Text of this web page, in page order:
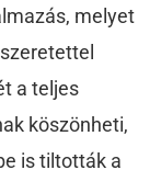
melyet
a teljes
köszönheti,
is tiltották a